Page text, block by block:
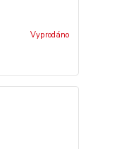
Vyprodáno